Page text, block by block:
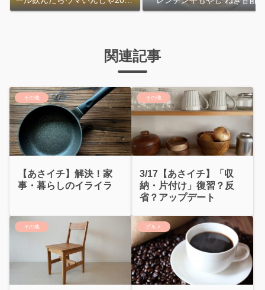
｜おおよその作り方
れ」作り方
関連記事
その他
【あさイチ】解決！家
事・暮らしのイライラ
その他
3/17【あさイチ】「収
納・片付け」復習？反
省？アップデート
その他 グルメ